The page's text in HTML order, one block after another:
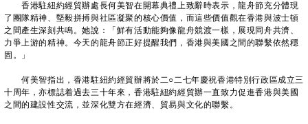
香港駐紐約經貿辦處長何美智在開幕典禮上致辭時表示，龍舟節充分體現
了團隊精神、堅毅拼搏與社區凝聚的核心價值，而這些價值觀在香港與波士頓
之間產生深刻共鳴。她說：「鮮有活動能夠像龍舟競渡一樣，展現同舟共濟、
力爭上游的精神。今天的龍舟節正好提醒我們，香港與美國之間的聯繫依然穩
固。」
何美智指出，香港駐紐約經貿辦將於二○二七年慶祝香港特別行政區成立三
十周年，亦標誌着過去三十年來，香港駐紐約經貿辦一直致力促進香港與美國
之間的建設性交流，並深化雙方在經濟、貿易與文化的聯繫。